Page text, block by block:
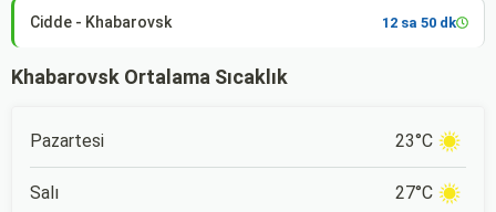
Cidde - Khabarovsk 12 sa 50 dk
Khabarovsk Ortalama Sıcaklık
Pazartesi 23°C
Salı 27°C